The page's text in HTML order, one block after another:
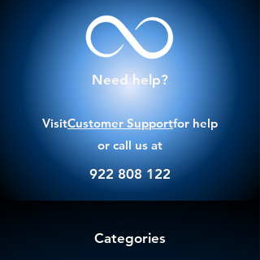
Need help?
VisitCustomer Supportfor help
or call us at
922 808 122
Categories